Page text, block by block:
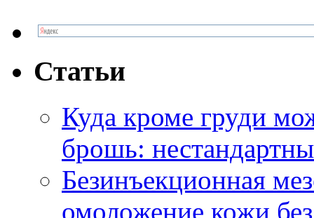
Статьи
Куда кроме груди
брошь:
Безинъекционная
омоложение кожи